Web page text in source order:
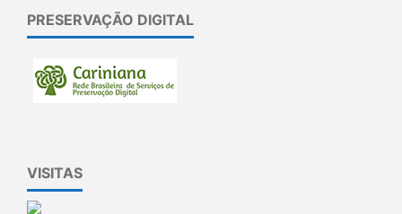
PRESERVAÇÃO DIGITAL
VISITAS